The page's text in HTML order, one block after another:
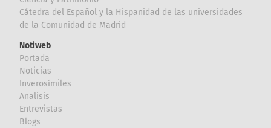
Cátedra del Español y la Hispanidad de las universidades
de la Comunidad de Madrid
Notiweb
Portada
Noticias
Inverosímiles
Analisis
Entrevistas
Blogs